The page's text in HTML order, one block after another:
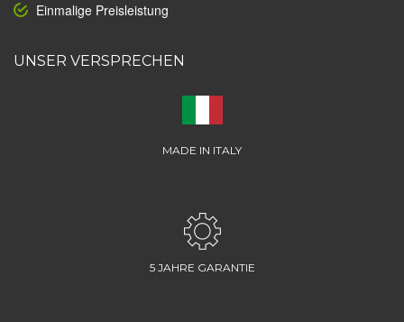
Einmalige Preisleistung
UNSER VERSPRECHEN
MADE IN ITALY
5 JAHRE GARANTIE